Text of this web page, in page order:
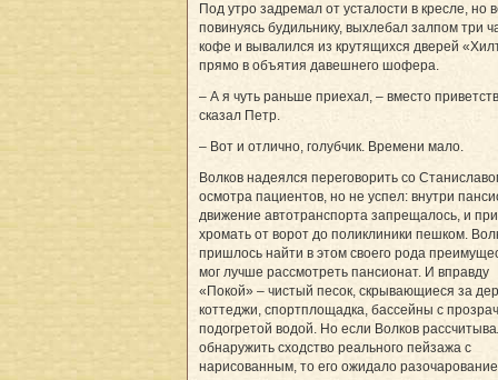
Под утро задремал от усталости в кресле, но
повинуясь будильнику, выхлебал залпом три
кофе и вывалился из крутящихся дверей
прямо в объятия давешнего шофера.
– А я чуть раньше приехал, – вместо
сказал Петр.
– Вот и отлично, голубчик. Времени мало.
Волков надеялся переговорить со
осмотра пациентов, но не успел: внутри
движение автотранспорта запрещалось, и
хромать от ворот до поликлиники пешком.
пришлось найти в этом своего рода
мог лучше рассмотреть пансионат. И вправду
«Покой» – чистый песок, скрывающиеся за
коттеджи, спортплощадка, бассейны с
подогретой водой. Но если Волков
обнаружить сходство реального пейзажа с
нарисованным, то его ожидало